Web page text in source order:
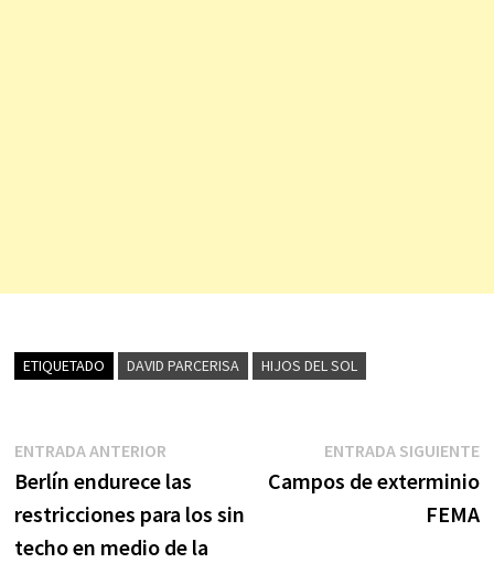
ETIQUETADO DAVID PARCERISA HIJOS DEL SOL
Navegación
de
entradas
ENTRADA ANTERIOREntrada
anterior:
Berlín endurece las
restricciones para los sin
techo en medio de la
ENTRADA SIGUIENTE
Campos de exterminio
FEMA